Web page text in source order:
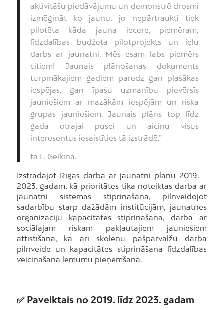
aktivitāšu piedāvājumu un demonstrē drosmi
izmēģināt ko jaunu, jo nepārtraukti tiek
pilotēta kāda jauna iecere, piemēram,
līdzdalības budžeta pilotprojekts un ielu
darbs ar jaunatni. Mēs esam labs piemērs
citiem! Jaunais plānošanas dokuments
turpmākajiem gadiem paredz gan plašākas
iespējas, gan īpašu uzmanību pievērsīs
jauniešiem ar mazākām iespējām un riska
grupas jauniešiem. Jaunais plāns top līdz
gada otrajai pusei un aicinu visus
interesentus iesaistīties tā izstrādē,”
tā L. Geikina.
Izstrādājot Rīgas darba ar jaunatni plānu 2019. –
2023. gadam, kā prioritātes tika noteiktas darba ar
jaunatni sistēmas stiprināšana, pilnveidojot
sadarbību starp dažādām institūcijām, jaunatnes
organizāciju kapacitātes stiprināšana, darba ar
sociālajam riskam pakļautajiem jauniešiem
attīstīšana, kā arī skolēnu pašpārvalžu darba
pilnveide un kapacitātes stiprināšana līdzdalības
veicināšana lēmumu pieņemšanā.
✅ Paveiktais no 2019. līdz 2023. gadam